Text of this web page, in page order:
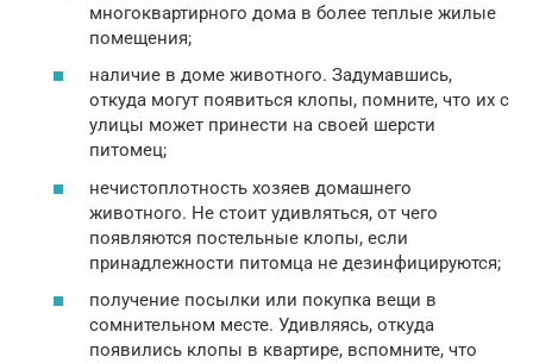
многоквартирного дома в более теплые жилые
помещения;
наличие в доме животного. Задумавшись,
откуда могут появиться клопы, помните, что их с
улицы может принести на своей шерсти
питомец;
нечистоплотность хозяев домашнего
животного. Не стоит удивляться, от чего
появляются постельные клопы, если
принадлежности питомца не дезинфицируются;
получение посылки или покупка вещи в
сомнительном месте. Удивляясь, откуда
появились клопы в квартире, вспомните, что